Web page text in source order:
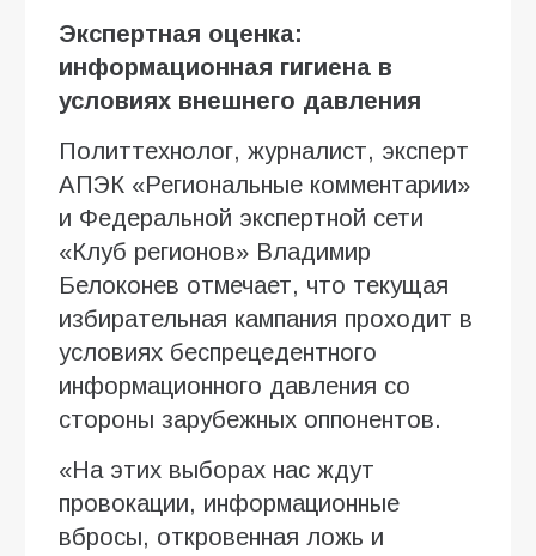
Экспертная оценка:
информационная гигиена в
условиях внешнего давления
Политтехнолог, журналист, эксперт
АПЭК «Региональные комментарии»
и Федеральной экспертной сети
«Клуб регионов» Владимир
Белоконев отмечает, что текущая
избирательная кампания проходит в
условиях беспрецедентного
информационного давления со
стороны зарубежных оппонентов.
«На этих выборах нас ждут
провокации, информационные
вбросы, откровенная ложь и